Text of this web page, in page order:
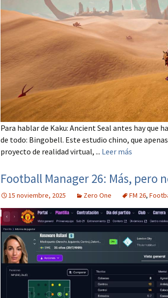
Para hablar de Kaku: Ancient Seal antes hay que
de todo: Bingobell. Este estudio chino, que
proyecto de realidad virtual, ... Leer más
Football Manager 26: Más, pero
15 noviembre, 2025 Zero One FM 26,